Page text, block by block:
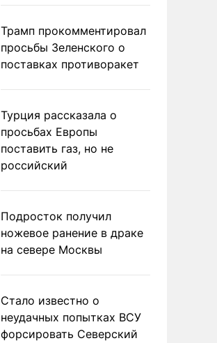
Трамп прокомментировал
просьбы Зеленского о
поставках противоракет
Турция рассказала о
просьбах Европы
поставить газ, но не
российский
Подросток получил
ножевое ранение в драке
на севере Москвы
Стало известно о
неудачных попытках ВСУ
форсировать Северский